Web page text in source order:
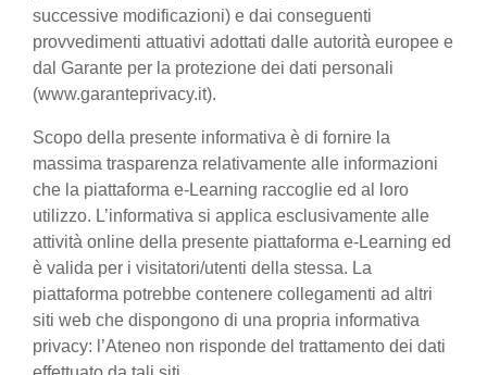
successive modificazioni) e dai conseguenti
provvedimenti attuativi adottati dalle autorità europee e
dal Garante per la protezione dei dati personali
(www.garanteprivacy.it).
Scopo della presente informativa è di fornire la
massima trasparenza relativamente alle informazioni
che la piattaforma e-Learning raccoglie ed al loro
utilizzo. L’informativa si applica esclusivamente alle
attività online della presente piattaforma e-Learning ed
è valida per i visitatori/utenti della stessa. La
piattaforma potrebbe contenere collegamenti ad altri
siti web che dispongono di una propria informativa
privacy: l’Ateneo non risponde del trattamento dei dati